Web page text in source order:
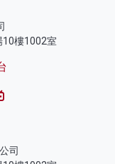
10樓1002室
司